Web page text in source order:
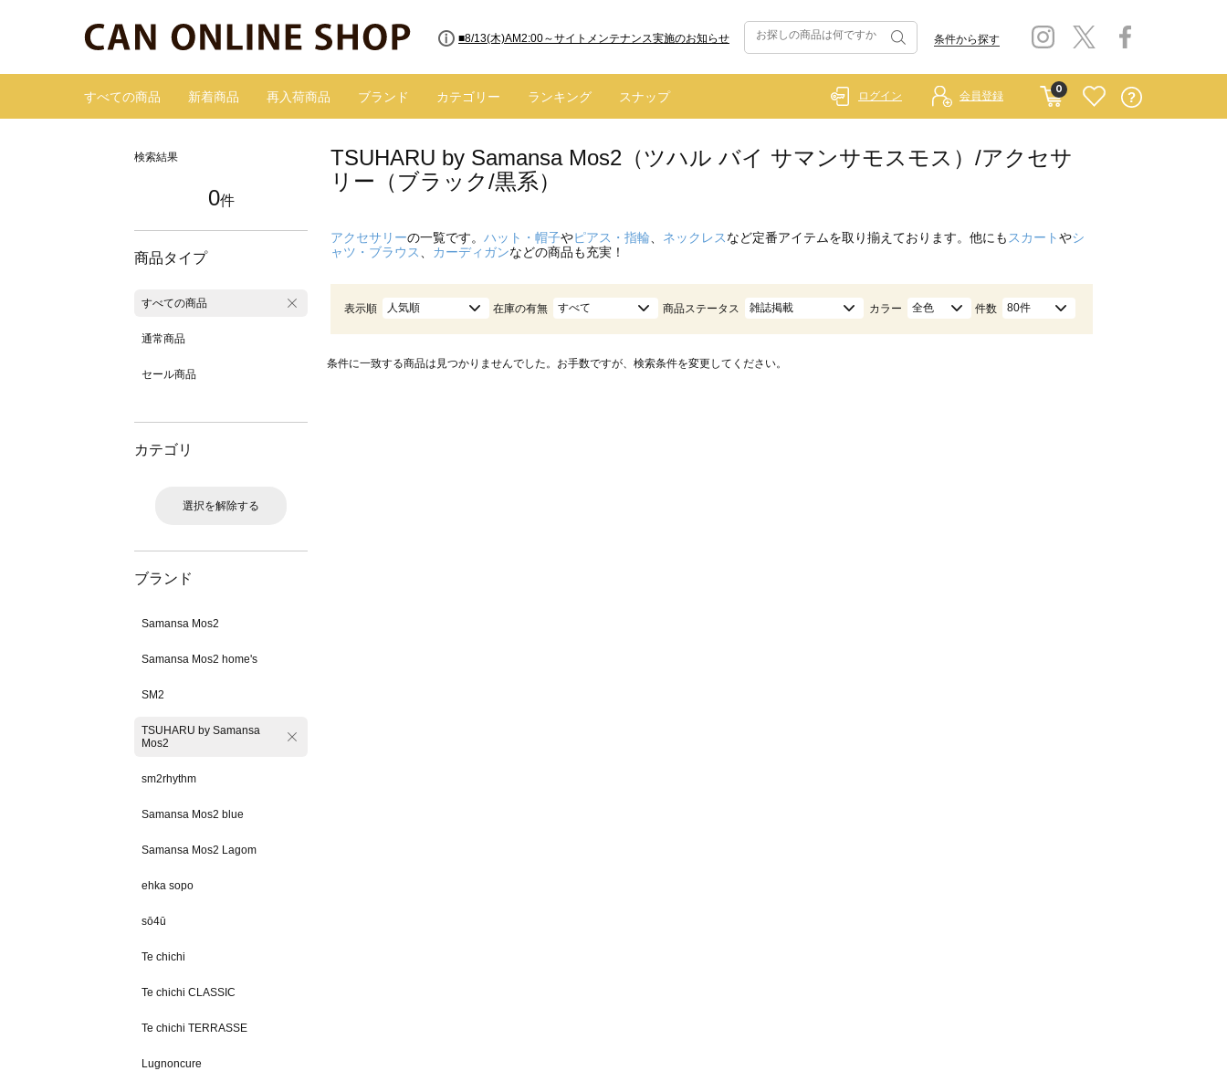
■8/13(木)AM2:00～サイトメンテナンス実施のお知らせ 条件から探す
すべての商品 新着商品 再入荷商品 ブランド カテゴリー ランキング スナップ
0
ログイン 会員登録
検索結果
0件
商品タイプ
すべての商品
通常商品
セール商品
カテゴリ
選択を解除する
ブランド
Samansa Mos2
Samansa Mos2 home's
SM2
TSUHARU by Samansa
Mos2
sm2rhythm
Samansa Mos2 blue
Samansa Mos2 Lagom
ehka sopo
sō4ū
Te chichi
Te chichi CLASSIC
Te chichi TERRASSE
Lugnoncure
TSUHARU by Samansa Mos2（ツハル バイ サマンサモスモス）/アクセサ
リー（ブラック/黒系）
アクセサリーの一覧です。 ハット・帽子やピアス・指輪 ネックレスなど定番アイテムを取り揃えております。他にも スカートやシ
ャツ・ブラウス
カーディガンなどの商品も充実！
表示順 人気順 在庫の有無 すべて 商品ステータス 雑誌掲載 カラー 全色 件数 80件
条件に一致する商品は見つかりませんでした。お手数ですが、検索条件を変更してください。